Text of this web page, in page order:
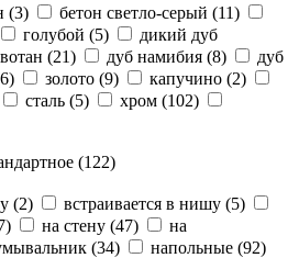
(3) бетон светло-серый (11)
голубой (5)
дикий дуб
(21) дуб намибия (8)
дуб
6) золото (9) капучино (2)
сталь (5) хром (102)
(122)
(2) встраивается в нишу (5)
) на стену (47)
на
(34) напольные (92)